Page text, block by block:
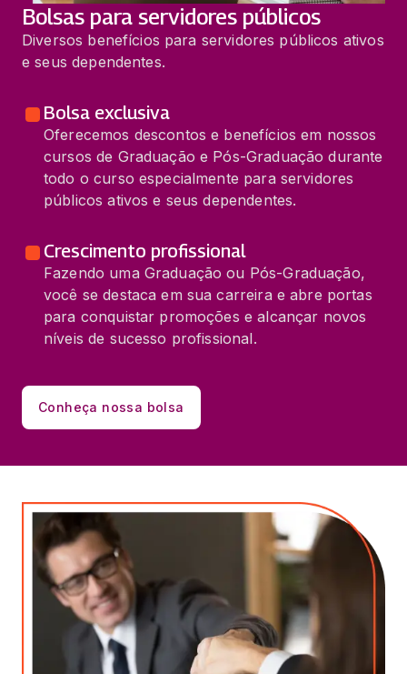
Bolsas para servidores públicos
Diversos benefícios para servidores públicos ativos
e seus dependentes.
Bolsa exclusiva
Oferecemos descontos e benefícios em nossos
cursos de Graduação e Pós-Graduação durante
todo o curso especialmente para servidores
públicos ativos e seus dependentes.
Crescimento profissional
Fazendo uma Graduação ou Pós-Graduação,
você se destaca em sua carreira e abre portas
para conquistar promoções e alcançar novos
níveis de sucesso profissional.
Conheça nossa bolsa